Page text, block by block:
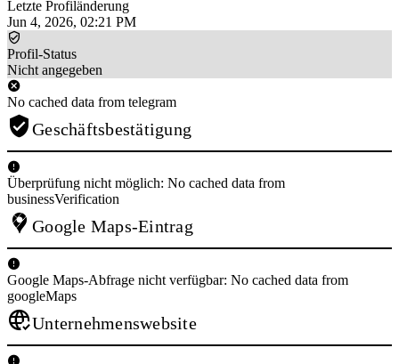
Letzte Profiländerung
Jun 4, 2026, 02:21 PM
Profil-Status
Nicht angegeben
No cached data from telegram
Geschäftsbestätigung
Überprüfung nicht möglich: No cached data from
businessVerification
Google Maps-Eintrag
Google Maps-Abfrage nicht verfügbar: No cached data from
googleMaps
Unternehmenswebsite